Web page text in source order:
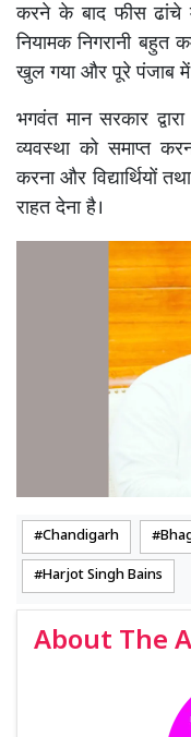
करने के बाद फीस ढांचे
नियामक निगरानी बहुत
खुल गया और पूरे पंजाब में
भगवंत मान सरकार
व्यवस्था को समाप्त
करना और विद्यार्थियों
राहत देना है।
Chandigarh
Harjot Singh Bains
About The